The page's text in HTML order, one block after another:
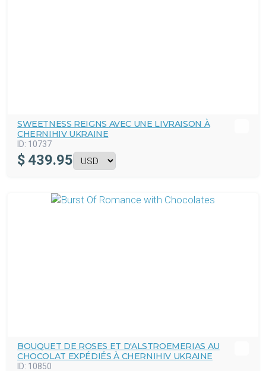
SWEETNESS REIGNS AVEC UNE LIVRAISON À
CHERNIHIV UKRAINE
ID: 10737
$ 439.95
BOUQUET DE ROSES ET D'ALSTROEMERIAS AU
CHOCOLAT EXPÉDIÉS À CHERNIHIV UKRAINE
ID: 10850